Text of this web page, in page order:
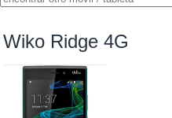
Wiko Ridge 4G